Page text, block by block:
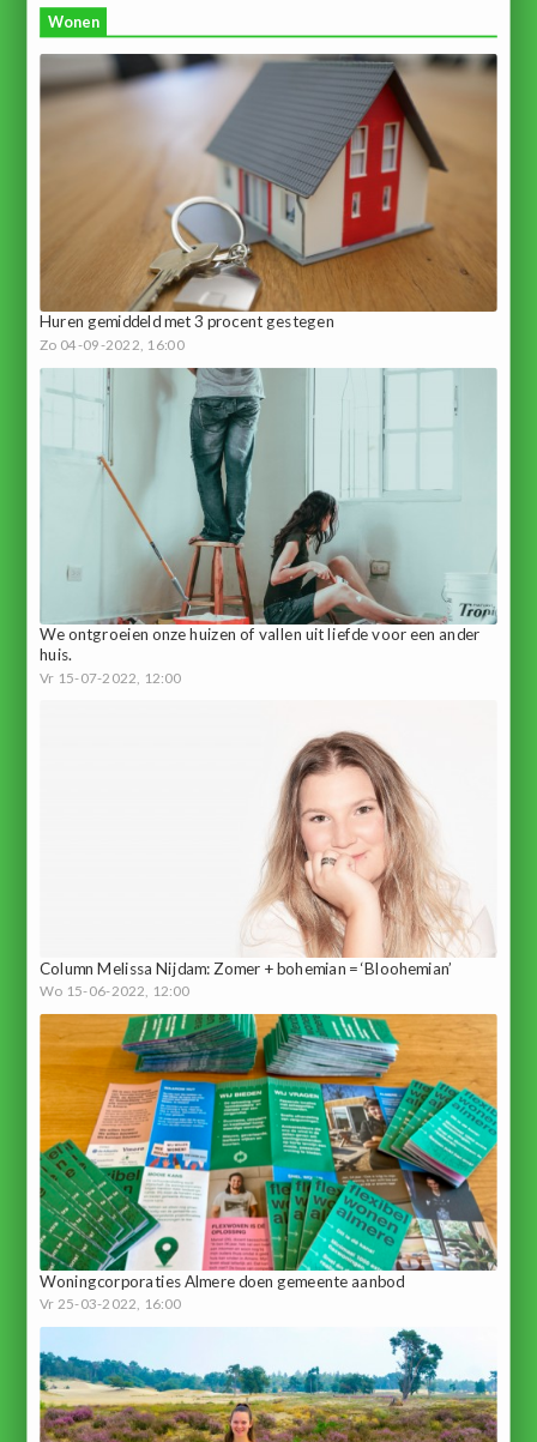
Wonen
Huren gemiddeld met 3 procent gestegen
Zo 04-09-2022, 16:00
We ontgroeien onze huizen of vallen uit liefde voor een ander
huis.
Vr 15-07-2022, 12:00
Column Melissa Nijdam: Zomer + bohemian = ‘Bloohemian’
Wo 15-06-2022, 12:00
Woningcorporaties Almere doen gemeente aanbod
Vr 25-03-2022, 16:00